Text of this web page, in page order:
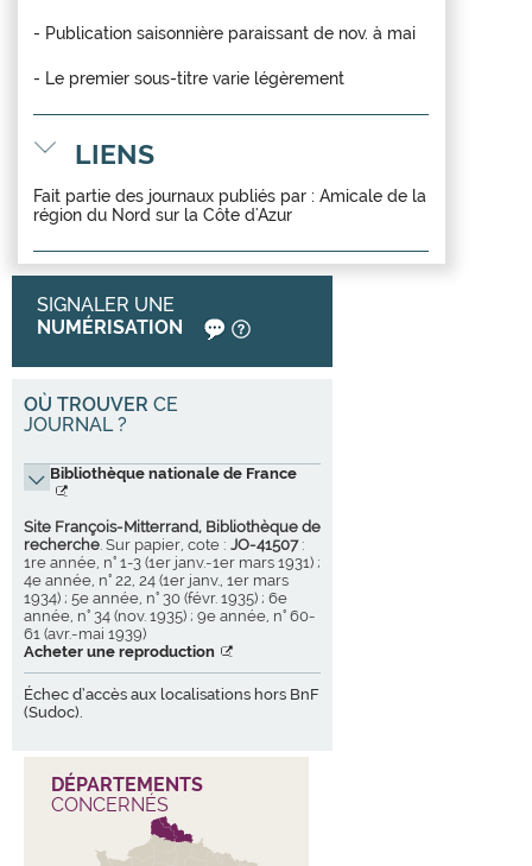
DÉPARTEMENTS
CONCERNÉS
- Publication saisonnière paraissant de nov. à mai
- Le premier sous-titre varie légèrement
LIENS
Fait partie des journaux publiés par : Amicale de la
région du Nord sur la Côte d'Azur
SIGNALER UNE
NUMÉRISATION
OÙ TROUVER CE
JOURNAL ?
Bibliothèque nationale de France
Site François-Mitterrand, Bibliothèque de
recherche. Sur papier, cote : JO-41507:
1re année, n° 1-3 (1er janv.-1er mars 1931) ;
4e année, n° 22, 24 (1er janv., 1er mars
1934) ; 5e année, n° 30 (févr. 1935) ; 6e
année, n° 34 (nov. 1935) ; 9e année, n° 60-
61 (avr.-mai 1939)
Acheter une reproduction
Échec d’accès aux localisations hors BnF
(Sudoc).